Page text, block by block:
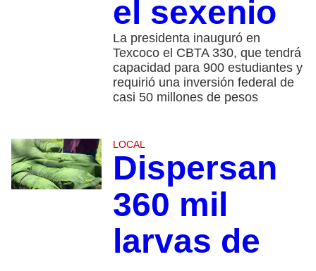
el sexenio
La presidenta inauguró en
Texcoco el CBTA 330, que tendrá
capacidad para 900 estudiantes y
requirió una inversión federal de
casi 50 millones de pesos
LOCAL
Dispersan
360 mil
larvas de